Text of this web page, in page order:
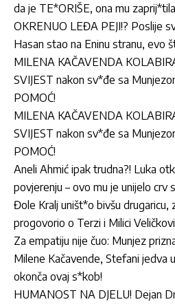
da je TE*ORIŠE, ona mu
OKRENUO LEĐA PEJI!? Poslije
Hasan stao na Eninu stranu, evo
MILENA KAČAVENDA
SVIJEST nakon sv*đe sa
POMOĆ!
MILENA KAČAVENDA
SVIJEST nakon sv*đe sa
POMOĆ!
Aneli Ahmić ipak trudna?! Luka
povjerenju – ovo mu je unijelo crv
Đole Kralj uništ*o bivšu drugaricu,
progovorio o Terzi i Milici
Za empatiju nije čuo: Munjez
Milene Kačavende, Stefani jedva
okonča ovaj s*kob!
HUMANOST NA DJELU! Dejan